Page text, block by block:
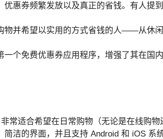
优惠券频繁发放以及真正的省钱。有人提
物并希望以实用的方式省钱的人——从休
一个免费优惠券应用程序，增强了其在国
常适合希望在日常购物（无论是在线购
洁的界面，并且支持 Android 和 iOS 系